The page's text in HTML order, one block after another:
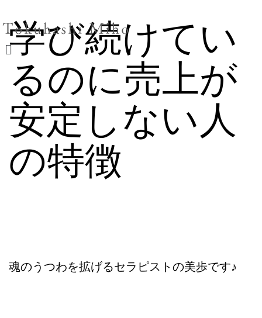
学び続けてい
るのに売上が
安定しない人
の特徴
魂のうつわを拡げるセラピストの美歩です♪